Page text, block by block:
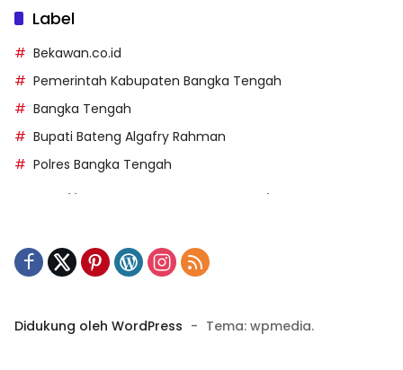
Label
Bekawan.co.id
Pemerintah Kabupaten Bangka Tengah
Bangka Tengah
Bupati Bateng Algafry Rahman
Polres Bangka Tengah
https://kecsitim.sitarokab.go.id/
https://ukpbj.natunakab.go.id/
Didukung oleh WordPress - Tema: wpmedia.